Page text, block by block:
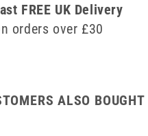
500
мл
FREE UK Delivery
orders over £30
ALSO BOUGHT